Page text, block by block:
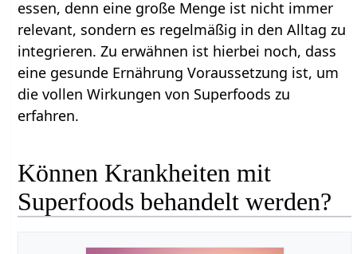
essen, denn eine große Menge ist nicht immer
relevant, sondern es regelmäßig in den Alltag zu
integrieren. Zu erwähnen ist hierbei noch, dass
eine gesunde Ernährung Voraussetzung ist, um
die vollen Wirkungen von Superfoods zu
erfahren.
Können Krankheiten mit
Superfoods behandelt werden?